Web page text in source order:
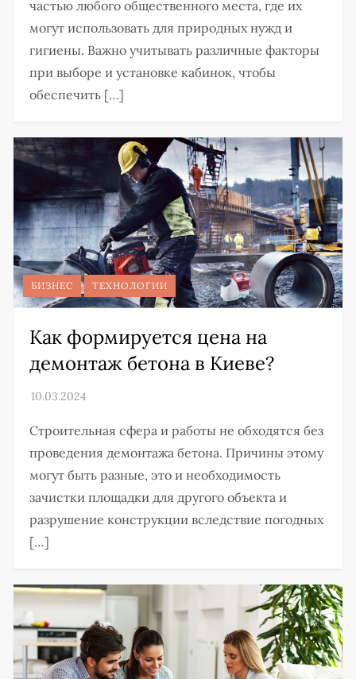
частью любого общественного места, где их
могут использовать для природных нужд и
гигиены. Важно учитывать различные факторы
при выборе и установке кабинок, чтобы
обеспечить […]
БИЗНЕС ТЕХНОЛОГИИ
Как формируется цена на
демонтаж бетона в Киеве?
Строительная сфера и работы не обходятся без
проведения демонтажа бетона. Причины этому
могут быть разные, это и необходимость
зачистки площадки для другого объекта и
разрушение конструкции вследствие погодных
[…]